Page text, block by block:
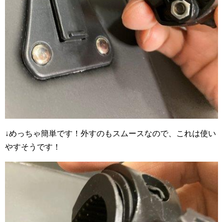
↓めっちゃ簡単です！外すのもスムースなので、これは使い
やすそうです！